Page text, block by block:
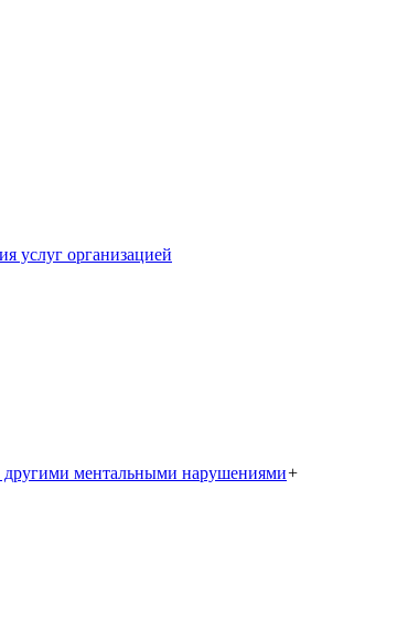
услуг организацией
другими ментальными нарушениями+